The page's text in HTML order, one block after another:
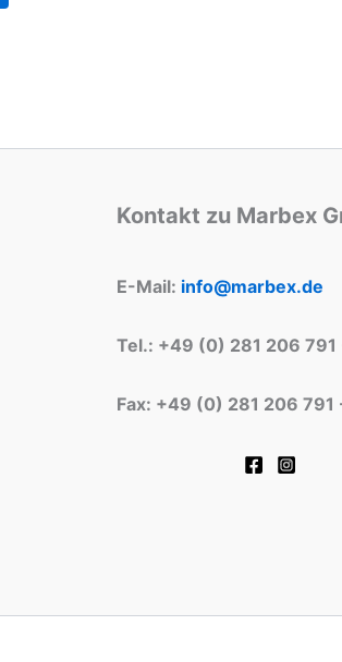
Kontakt zu Marbex
E-Mail: info@marbex.de
Tel.: +49 (0) 281 206 791
Fax: +49 (0) 281 206 791